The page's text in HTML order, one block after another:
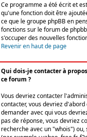
Ce programme a été écrit et
qu'une fonction doit être
ce que le groupe phpBB en
fonctions sur le forum de
s'occuper des nouvelles
Revenir en haut de page
Qui dois-je contacter à
ce forum ?
Vous devriez contacter
contacter, vous devriez
demander avec qui vous
pas de réponse, vous devriez
recherche avec un "whois")